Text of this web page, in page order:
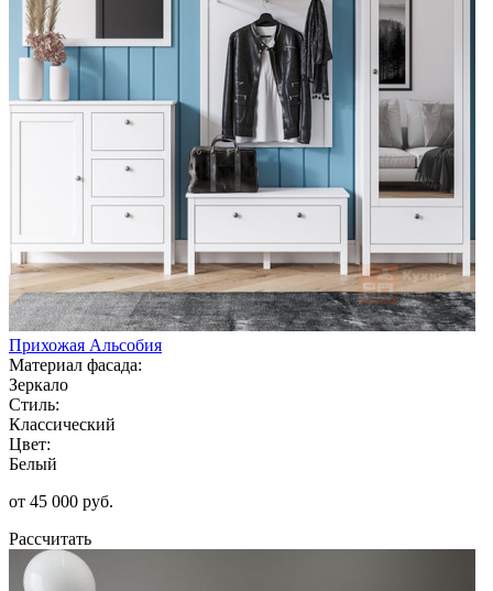
Прихожая Альсобия
Материал фасада:
Зеркало
Стиль:
Классический
Цвет:
Белый
от 45 000 руб.
Рассчитать